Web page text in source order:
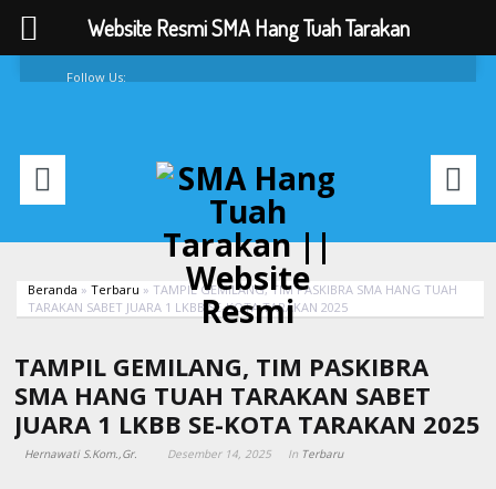
Follow Us:
Beranda »Terbaru » TAMPIL GEMILANG, TIM PASKIBRA SMA HANG TUAH
TARAKAN SABET JUARA 1 LKBB SE-KOTA TARAKAN 2025
TAMPIL GEMILANG, TIM PASKIBRA
SMA HANG TUAH TARAKAN SABET
JUARA 1 LKBB SE-KOTA TARAKAN 2025
Hernawati S.Kom.,Gr. Desember 14, 2025 In Terbaru
Website Resmi SMA Hang Tuah Tarakan